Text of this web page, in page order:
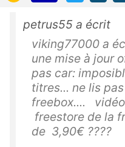
petrus55 a écrit
viking77000 a
une mise à jour
pas car:
titres... ne lis
freebox....
freestore de la
de 3,90€ ????